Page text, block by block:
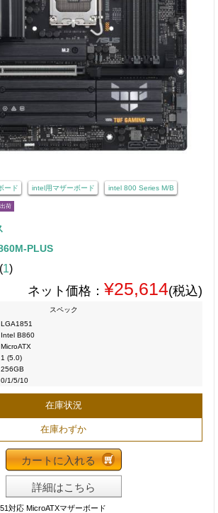
ード intel用マザーボード intel 800 Series M/B
荷
PLUS
(1)
ネット価格： ¥25,614(税込)
スペック
LGA1851
Intel B860
MicroATX
1 (5.0)
256GB
0/1/5/10
在庫状況
在庫わずか
カートに入れる
詳細はこちら
対応 MicroATXマザーボード